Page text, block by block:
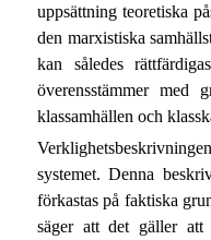
uppsättning teoretiska
den marxistiska
kan således
överensstämmer med
klassamhällen och
systemet. Denna
förkastas på faktiska
säger att det gäller att